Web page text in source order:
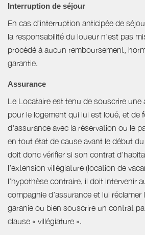
Interruption de séjour
En cas d'interruption anticipée de
la responsabilité du loueur n'est pas
procédé à aucun remboursement,
garantie.
Assurance
Le Locataire est tenu de souscrire une
pour le logement qui lui est loué, et de
d'assurance avec la réservation ou le
en tout état de cause avant le début
doit donc vérifier si son contrat
l’extension villégiature (location de
l’hypothèse contraire, il doit intervenir
compagnie d’assurance et lui réclamer
garanie ou bien souscrire un contrat
clause « villégiature ».